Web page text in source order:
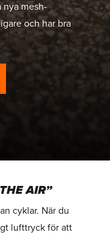
nya mesh-
och har bra
AIR”
cyklar. När du
lufttryck för att